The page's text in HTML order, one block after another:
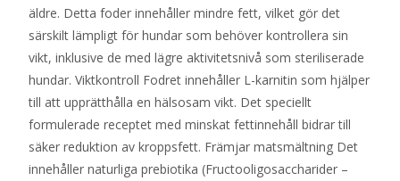
äldre. Detta foder innehåller mindre fett, vilket gör det
särskilt lämpligt för hundar som behöver kontrollera sin
vikt, inklusive de med lägre aktivitetsnivå som steriliserade
hundar. Viktkontroll Fodret innehåller L-karnitin som hjälper
till att upprätthålla en hälsosam vikt. Det speciellt
formulerade receptet med minskat fettinnehåll bidrar till
säker reduktion av kroppsfett. Främjar matsmältning Det
innehåller naturliga prebiotika (Fructooligosaccharider –